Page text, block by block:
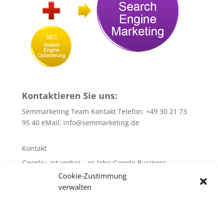
Cookie-Zustimmung
verwalten
Kontaktieren Sie uns:
Semmarketing Team Kontakt Telefon: +49 30 21 73
95 40 eMail: info@semmarketing.de
Kontakt
Google+ ist vorbei – es lebe Google Business
10 SEO-TIPPS
10 SEA – TIPPS